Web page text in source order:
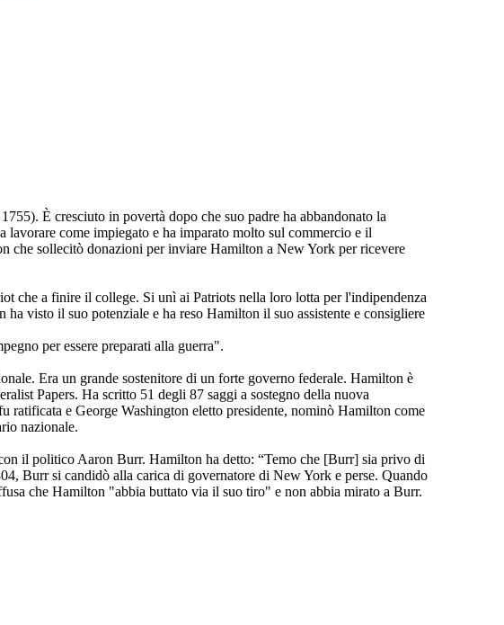
È cresciuto in povertà dopo che suo padre ha abbandonato la
come impiegato e ha imparato molto sul commercio e il
che sollecitò donazioni per inviare Hamilton a New York per ricevere
che a finire il college. Si unì ai Patriots nella loro lotta per l'indipendenza
visto il suo potenziale e ha reso Hamilton il suo assistente e consigliere
per essere preparati alla guerra".
Era un grande sostenitore di un forte governo federale. Hamilton è
Papers. Ha scritto 51 degli 87 saggi a sostegno della nuova
ratificata e George Washington eletto presidente, nominò Hamilton come
nazionale.
il politico Aaron Burr. Hamilton ha detto: “Temo che [Burr] sia privo di
Burr si candidò alla carica di governatore di New York e perse. Quando
che Hamilton "abbia buttato via il suo tiro" e non abbia mirato a Burr.